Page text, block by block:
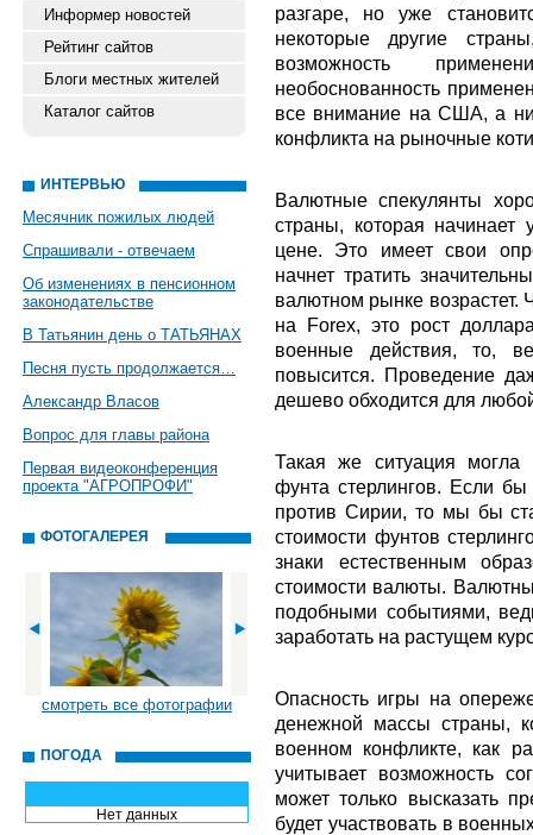
Информер новостей
Рейтинг сайтов
Блоги местных жителей
Каталог сайтов
ИНТЕРВЬЮ
Месячник пожилых людей
Спрашивали - отвечаем
Об изменениях в пенсионном
законодательстве
В Татьянин день о ТАТЬЯНАХ
Песня пусть продолжается…
Александр Власов
Вопрос для главы района
Первая видеоконференция
проекта "АГРОПРОФИ"
ФОТОГАЛЕРЕЯ
смотреть все фотографии
ПОГОДА
Нет данных
разгаре, но уже
некоторые другие
возможность
необоснованность
все внимание на США, а
конфликта на рыночные
Валютные спекулянты
страны, которая
цене. Это имеет свои
начнет тратить
валютном рынке возрастет.
на Forex, это рост
военные действия, то,
повысится. Проведение
дешево обходится для
Такая же ситуация могла
фунта стерлингов. Если
против Сирии, то мы бы
стоимости фунтов
знаки естественным
стоимости валюты.
подобными событиями,
заработать на растущем
Опасность игры на
денежной массы страны,
военном конфликте, как
учитывает возможность
может только высказать
будет участвовать в